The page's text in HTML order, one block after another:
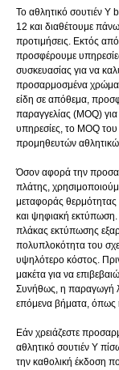
Το αθλητικό σουτιέν Y
12 και διαθέτουμε
προτιμήσεις. Εκτός
προσφέρουμε
συσκευασίας για να
προσαρμοσμένα
είδη σε απόθεμα,
παραγγελίας (MOQ)
υπηρεσίες, το MOQ
προμηθευτών
Όσον αφορά την
πλάτης,
μεταφοράς θερμότητας
και ψηφιακή
πλάκας εκτύπωσης
πολυπλοκότητα του
υψηλότερο κόστος.
μακέτα για να
Συνήθως, η παραγωγή
επόμενα βήματα, όπως
Εάν χρειάζεστε
αθλητικό σουτιέν Y
την καθολική έκδοση